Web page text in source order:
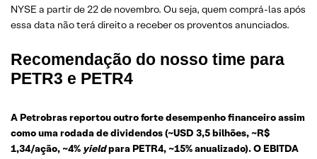
NYSE a partir de 22 de novembro. Ou seja, quem comprá-las após
essa data não terá direito a receber os proventos anunciados.
Recomendação do nosso time para
PETR3 e PETR4
A Petrobras reportou outro forte desempenho financeiro assim
como uma rodada de dividendos (~USD 3,5 bilhões, ~R$
1,34/ação, ~4% yieldpara PETR4, ~15% anualizado). O EBITDA